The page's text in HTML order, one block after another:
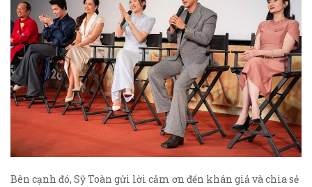
Bên cạnh đó, Sỹ Toàn gửi lời cảm ơn đến khán giả và chia sẻ